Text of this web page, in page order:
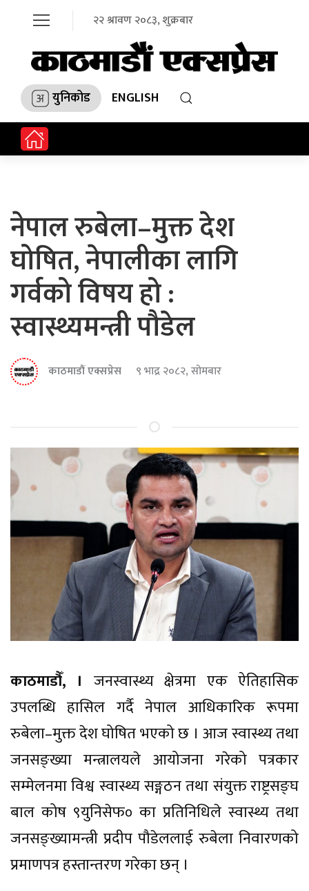
२२ श्रावण २०८३, शुक्रबार
युनिकोड ENGLISH
नेपाल रुबेला–मुक्त देश
घोषित, नेपालीका लागि
गर्वको विषय हो :
स्वास्थ्यमन्त्री पौडेल
काठमाडौं एक्सप्रेस ९ भाद्र २०८२, सोमबार
काठमाडौँ, । जनस्वास्थ्य क्षेत्रमा एक ऐतिहासिक
उपलब्धि हासिल गर्दै नेपाल आधिकारिक रूपमा
रुबेला–मुक्त देश घोषित भएको छ । आज स्वास्थ्य तथा
जनसङ्ख्या मन्त्रालयले आयोजना गरेको पत्रकार
सम्मेलनमा विश्व स्वास्थ्य सङ्गठन तथा संयुक्त राष्ट्रसङ्घ
बाल कोष ९युनिसेफ० का प्रतिनिधिले स्वास्थ्य तथा
जनसङ्ख्यामन्त्री प्रदीप पौडेललाई रुबेला निवारणको
प्रमाणपत्र हस्तान्तरण गरेका छन् ।